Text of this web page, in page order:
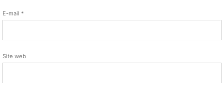
E-mail *
Site web